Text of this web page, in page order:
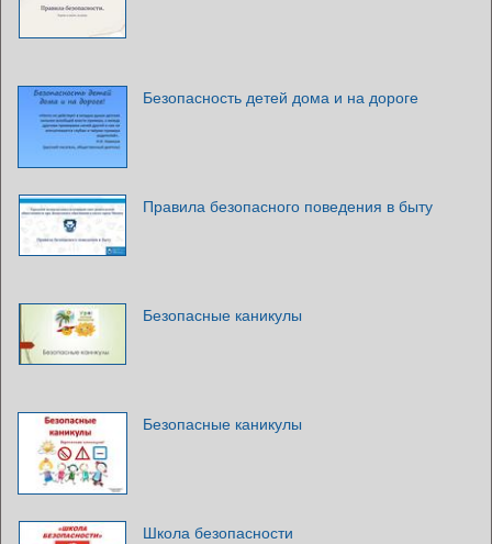
Безопасность детей дома и на дороге
Правила безопасного поведения в быту
Безопасные каникулы
Безопасные каникулы
Школа безопасности